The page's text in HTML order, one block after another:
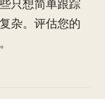
只想简单跟踪
杂。评估您的